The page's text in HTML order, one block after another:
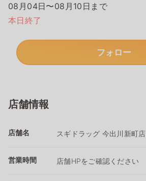
08月04日〜08月10日まで
本日終了
フォロー
店舗情報
店舗名 スギドラッグ 今出川新町店
営業時間 店舗HPをご確認ください